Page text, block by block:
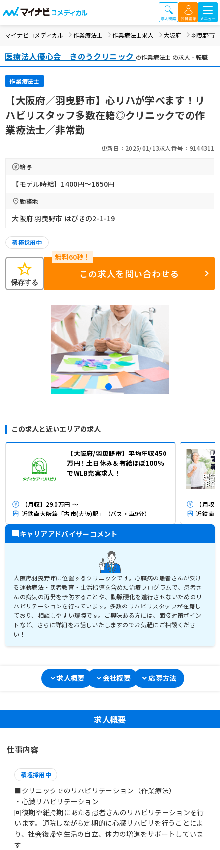
マイナビコメディカル 作業療法士 作業療法士求人 大阪府 羽曳野市
医療法人優心会 きのうクリニック の作業療法士 の求人・転職
作業療法士
【大阪府／羽曳野市】心リハが学べます！リ
ハビリスタッフ多数在籍◎クリニックでの作
業療法士／非常勤
更新日：2025/01/13求人番号：9144311
給与
【モデル時給】1400円〜1650円
勤務地
大阪府 羽曳野市 はびきの2-1-19
積極採用中
star
保存する
この求人を問い合わせる
この求人と近いエリアの求人
【大阪府/羽曳野市】平均年収450
万円！土日休み＆有給ほぼ100％
でWLB充実求人！
【月収】29.0万円 ～
近鉄南大阪線「古市(大阪)駅」（バス・車9分）
【月収
近鉄南
キャリアアドバイザーコメント
大阪府羽曳野市に位置するクリニックです。心臓病の患者さんが受け
る運動療法・患者教育・生活指導を含めた治療プログラムで、患者さ
んの病気の再発を予防することや、動脈硬化を進行させないためのリ
ハビリテーションを行っています。多数のリハビリスタッフが在籍し
ており、相談しやすい環境です。ご興味ある方には、面接対策ポイン
トなど、さらに詳細をお話しいたしますのでお気軽にご相談くださ
い！
求人概要 会社概要 応募方法
求人概要
仕事内容
積極採用中
■クリニックでのリハビリテーション（作業療法）
・心臓リハビリテーション
回復期や維持期にあたる患者さんのリハビリテーションを行
います。通院しながら定期的に心臓リハビリを行うことによ
り、社会復帰や生活の自立、体力の増進をサポートしていま
す